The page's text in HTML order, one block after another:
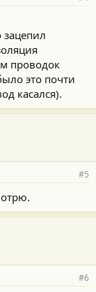
зацепил
проводок
это почти
касался).
#5
#6